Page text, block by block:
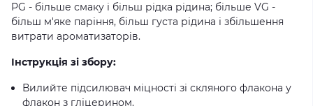
PG - більше смаку і більш рідка рідина; більше VG -
більш м'яке паріння, більш густа рідина і збільшення
витрати ароматизаторів.
Інструкція зі збору:
Вилийте підсилювач міцності зі скляного флакона у
флакон з гліцерином.